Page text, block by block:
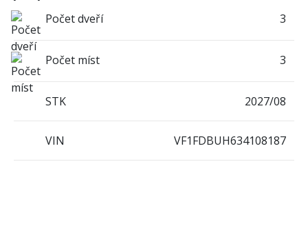
Počet dveří 3
Počet míst 3
STK 2027/08
VIN VF1FDBUH634108187